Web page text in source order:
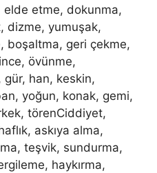
elde etme, dokunma,
dizme, yumuşak,
boşaltma, geri çekme,
övünme,
han, keskin,
yoğun, konak, gemi,
törenCiddiyet,
askıya alma,
teşvik, sundurma,
haykırma,